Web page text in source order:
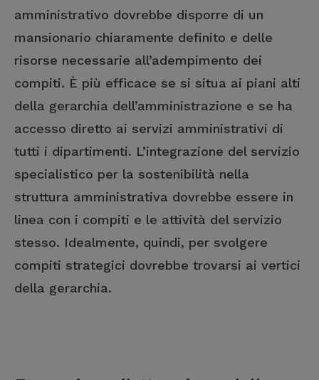
amministrativo dovrebbe disporre di un
mansionario chiaramente definito e delle
risorse necessarie all’adempimento dei
compiti. È più efficace se si situa ai piani alti
della gerarchia dell’amministrazione e se ha
accesso diretto ai servizi amministrativi di
tutti i dipartimenti. L’integrazione del servizio
specialistico per la sostenibilità nella
struttura amministrativa dovrebbe essere in
linea con i compiti e le attività del servizio
stesso. Idealmente, quindi, per svolgere
compiti strategici dovrebbe trovarsi ai vertici
della gerarchia.